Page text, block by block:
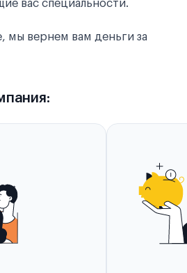
вас специальности.
мы вернем вам деньги за